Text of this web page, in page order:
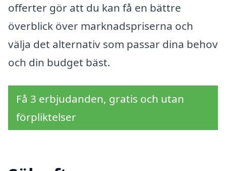
offerter gör att du kan få en bättre
överblick över marknadspriserna och
välja det alternativ som passar dina behov
och din budget bäst.
Få 3 erbjudanden, gratis och utan
förpliktelser